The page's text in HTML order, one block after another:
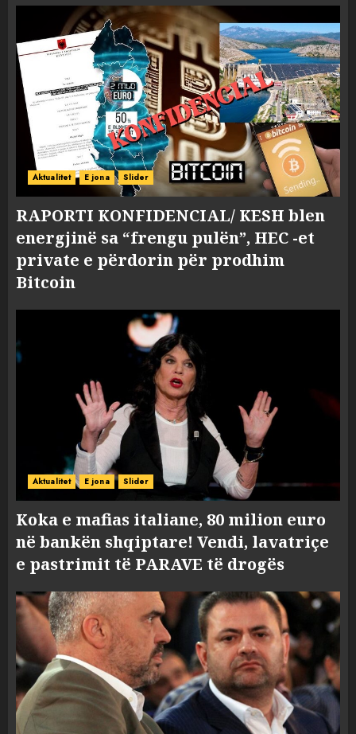
Aktualitet E jona Slider
RAPORTI KONFIDENCIAL/ KESH blen
energjinë sa “frengu pulën”, HEC -et
private e përdorin për prodhim
Bitcoin
Aktualitet E jona Slider
Koka e mafias italiane, 80 milion euro
në bankën shqiptare! Vendi, lavatriçe
e pastrimit të PARAVE të drogës